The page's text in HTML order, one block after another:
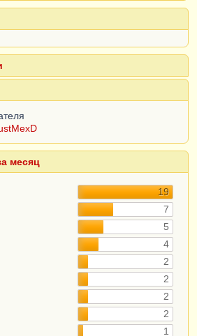
месяц
19
7
5
4
2
2
2
2
1